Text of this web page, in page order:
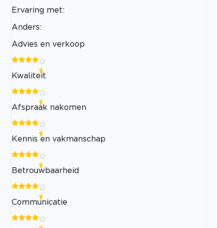
Ervaring met:
Anders:
Advies en verkoop
Kwaliteit
Afspraak nakomen
Kennis en vakmanschap
Betrouwbaarheid
Communicatie